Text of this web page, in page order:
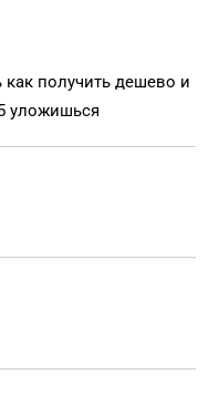
как получить дешево и
уложишься